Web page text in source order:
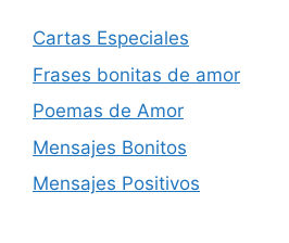
Cartas Especiales
Frases bonitas de amor
Poemas de Amor
Mensajes Bonitos
Mensajes Positivos